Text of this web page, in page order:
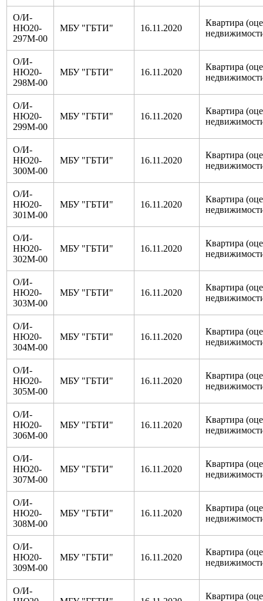
О/И-
НЮ20-
297М-00
МБУ "ГБТИ" 16.11.2020
Квартира
О/И-
НЮ20-
298М-00
МБУ "ГБТИ" 16.11.2020
Квартира
О/И-
НЮ20-
299М-00
МБУ "ГБТИ" 16.11.2020
Квартира
О/И-
НЮ20-
300М-00
МБУ "ГБТИ" 16.11.2020
Квартира
О/И-
НЮ20-
301М-00
МБУ "ГБТИ" 16.11.2020
Квартира
О/И-
НЮ20-
302М-00
МБУ "ГБТИ" 16.11.2020
Квартира
О/И-
НЮ20-
303М-00
МБУ "ГБТИ" 16.11.2020
Квартира
О/И-
НЮ20-
304М-00
МБУ "ГБТИ" 16.11.2020
Квартира
О/И-
НЮ20-
305М-00
МБУ "ГБТИ" 16.11.2020
Квартира
О/И-
НЮ20-
306М-00
МБУ "ГБТИ" 16.11.2020
Квартира
О/И-
НЮ20-
307М-00
МБУ "ГБТИ" 16.11.2020
Квартира
О/И-
НЮ20-
308М-00
МБУ "ГБТИ" 16.11.2020
Квартира
О/И-
НЮ20-
309М-00
МБУ "ГБТИ" 16.11.2020
Квартира
О/И-
Квартира